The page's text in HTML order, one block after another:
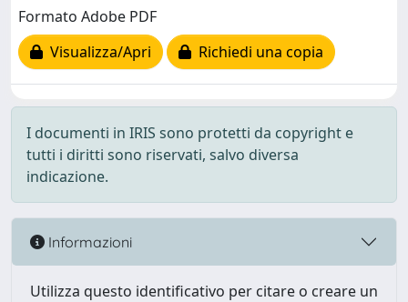
Formato Adobe PDF
Visualizza/Apri
Richiedi una copia
I documenti in IRIS sono protetti da copyright e
tutti i diritti sono riservati, salvo diversa
indicazione.
Informazioni
Utilizza questo identificativo per citare o creare un